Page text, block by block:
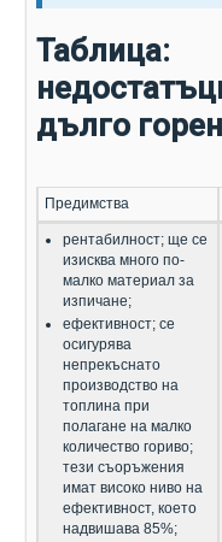
дълго
Предимства
рентабилност; ще се
изисква много по-
малко материал за
изпичане;
ефективност; се
осигурява
непрекъснато
производство на
топлина при
полагане на малко
количество гориво;
тези съоръжения
имат високо ниво на
ефективност, което
надвишава 85%;